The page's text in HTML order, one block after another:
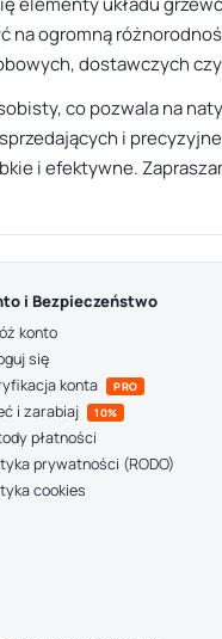
ogromną
dostawczych
co pozwala na
i
i efektywne.
i Bezpieczeństwo
konto
się
konta
PRO
i zarabiaj 10%
płatności
prywatności (RODO)
cookies